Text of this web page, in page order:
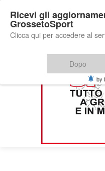
Ricevi gli
GrossetoSport
Clicca qui per accedere al
Dopo
by